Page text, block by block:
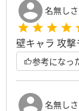
名無し
壁キャラ 攻
参考になっ
名無し